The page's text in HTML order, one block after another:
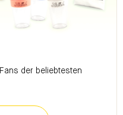
der beliebtesten